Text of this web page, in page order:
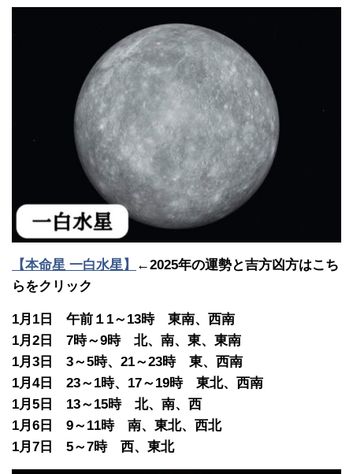
【本命星 一白水星】
←2025年の運勢と吉方凶方はこち
らをクリック
1月1日 午前１1～13時 東南、西南
1月2日 7時～9時 北、南、東、東南
1月3日 3～5時、21～23時 東、西南
1月4日 23～1時、17～19時 東北、西南
1月5日 13～15時 北、南、西
1月6日 9～11時 南、東北、西北
1月7日 5～7時 西、東北